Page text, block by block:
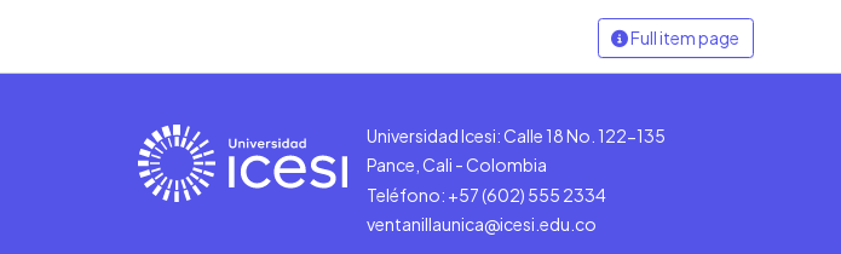
Full item page
Universidad Icesi: Calle 18 No. 122-135
Pance, Cali - Colombia
Teléfono: +57 (602) 555 2334
ventanillaunica@icesi.edu.co